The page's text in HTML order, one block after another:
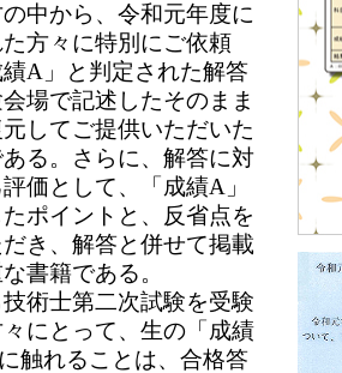
中から、令和元年度に
方々に特別にご依頼
績A」と判定された解答
場で記述したそのまま
してご提供いただいた
る。さらに、解答に対
価として、「成績A」
ポイントと、反省点を
き、解答と併せて掲載
書籍である。
術士第二次試験を受験
にとって、生の「成績
触れることは、合格答